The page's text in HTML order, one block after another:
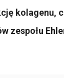
zespołu